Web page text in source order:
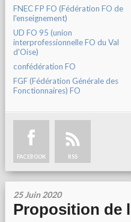
FNEC FP FO (Fédération FO de
l'enseignement)
UD FO 95 (union
interprofessionnelle FO du Val
d'Oise)
confédération FO
FGF (Fédération Générale des
Fonctionnaires) FO
FACEBOOK RSS
25 Juin 2020
Proposition de